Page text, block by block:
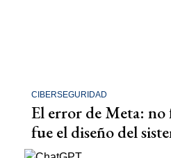
CIBERSEGURIDAD
El error de Meta: no
fue el diseño del